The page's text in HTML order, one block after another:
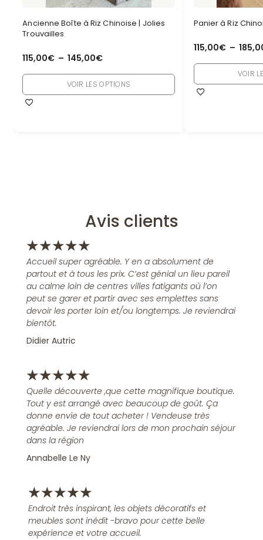
Ancienne Boîte à Riz Chinoise | Jolies
Trouvailles
115,00€ – 145,00€
VOIR LES OPTIONS
Panier à Riz
115,00€ –
VOIR
Avis clients
★★★★★
Accueil super agréable. Y en a absolument de
partout et à tous les prix. C’est génial un lieu pareil
au calme loin de centres villes fatigants où l’on
peut se garer et partir avec ses emplettes sans
devoir les porter loin et/ou longtemps. Je reviendrai
bientôt.
Didier Autric
★★★★★
Quelle découverte ,que cette magnifique boutique.
Tout y est arrangé avec beaucoup de goût. Ça
donne envie de tout acheter ! Vendeuse très
agréable. Je reviendrai lors de mon prochain séjour
dans la région
Annabelle Le Ny
★★★★★
Endroit très inspirant, les objets décoratifs et
meubles sont inédit -bravo pour cette belle
expérience et votre accueil.